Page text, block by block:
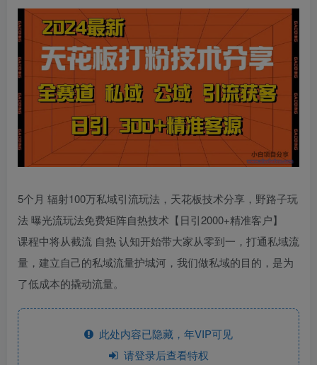
5个月 辐射100万私域引流玩法，天花板技术分享，野路子玩
法 曝光流玩法免费矩阵自热技术【日引2000+精准客户】
课程中将从截流 自热 认知开始带大家从零到一，打通私域流
量，建立自己的私域流量护城河，我们做私域的目的，是为
了低成本的撬动流量。
此处内容已隐藏，年VIP可见
请登录后查看特权